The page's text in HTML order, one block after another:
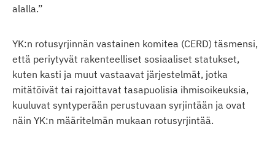
alalla.”
YK:n rotusyrjinnän vastainen komitea (CERD) täsmensi,
että periytyvät rakenteelliset sosiaaliset statukset,
kuten kasti ja muut vastaavat järjestelmät, jotka
mitätöivät tai rajoittavat tasapuolisia ihmisoikeuksia,
kuuluvat syntyperään perustuvaan syrjintään ja ovat
näin YK:n määritelmän mukaan rotusyrjintää.